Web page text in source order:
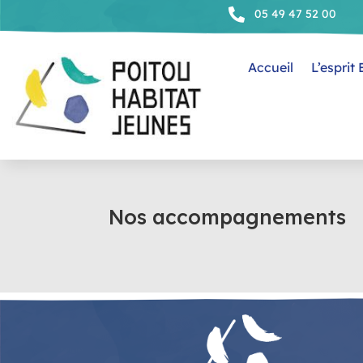
 05 49 47 52 00
Accueil L’esprit
Nos accompagnements